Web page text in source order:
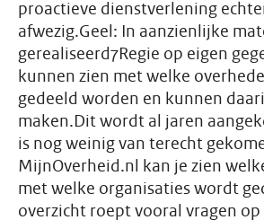
proactieve dienstverlening
afwezig.Geel: In aanzienlijke
gerealiseerd7Regie op eigen
kunnen zien met welke
gedeeld worden en kunnen
maken.Dit wordt al jaren
is nog weinig van terecht
MijnOverheid.nl kan je zien
met welke organisaties wordt
overzicht roept vooral vragen op